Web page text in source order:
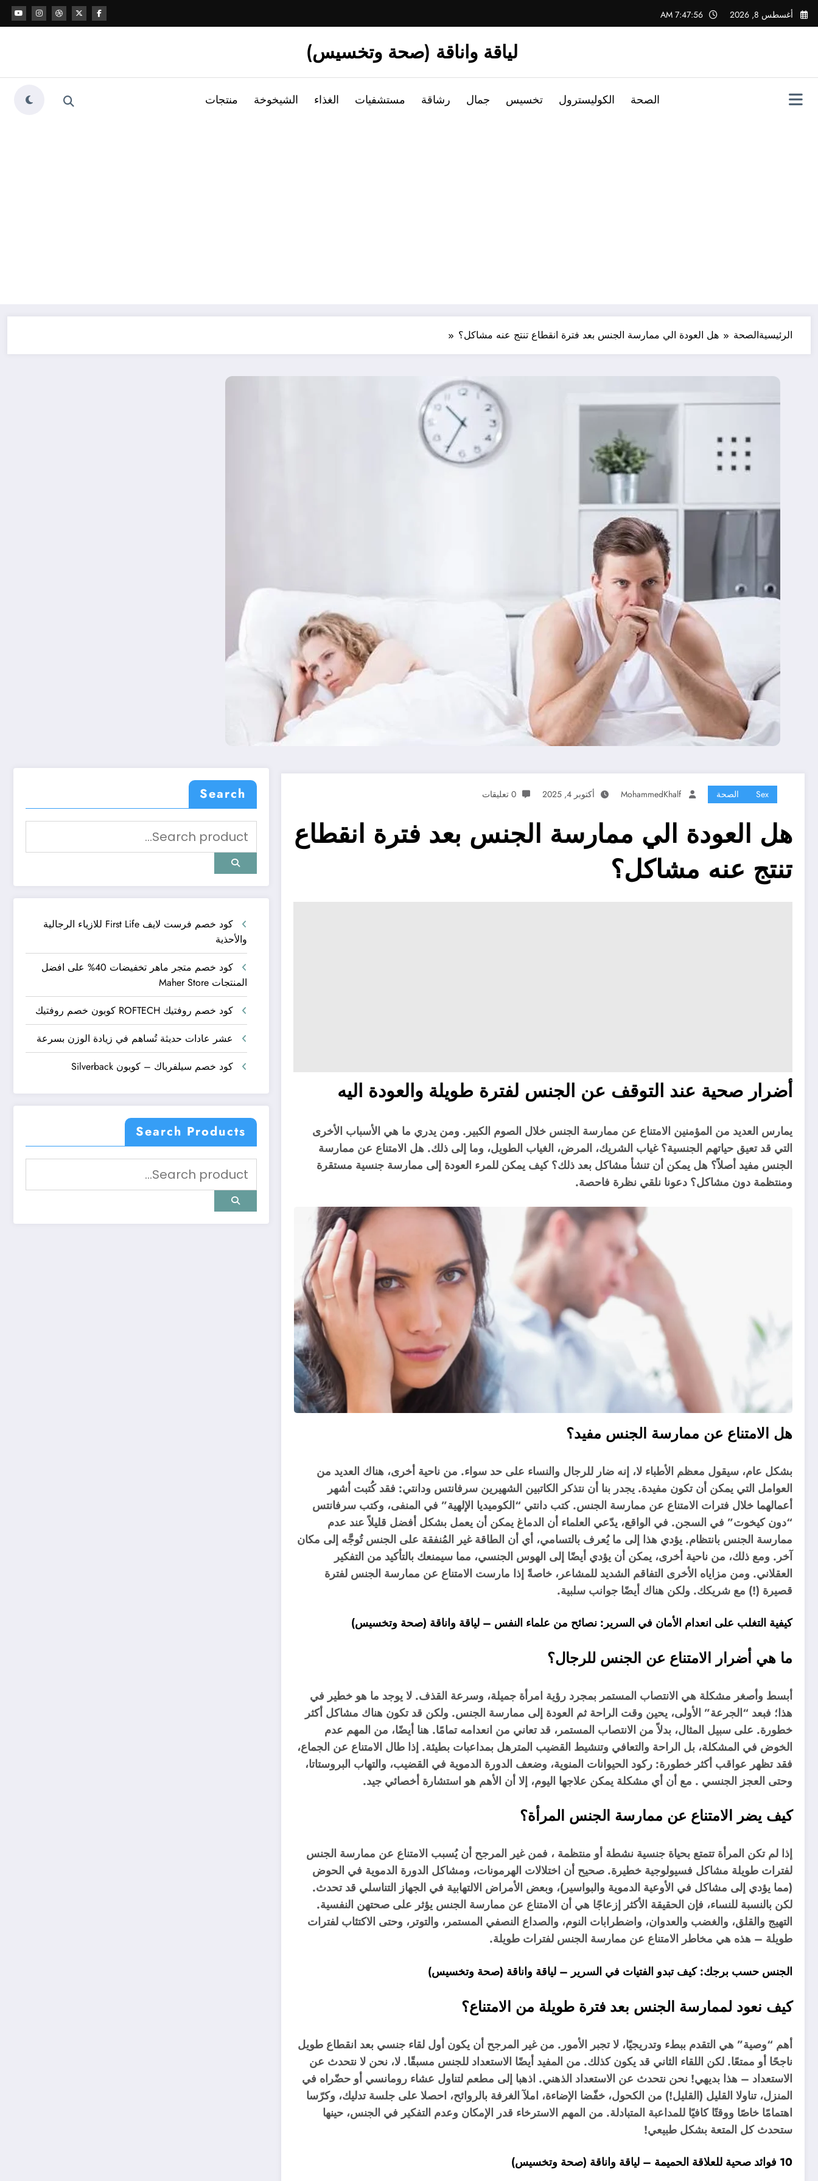
التجاوز
إلى
أغسطس 8, 2026 7:47:57 AM
لياقة واناقة (صحة وتخسيس)
الصحة الكوليسترول تخسيس جمال رشاقة مستشفيات الغذاء الشيخوخة منتجات
الرئيسيةالصحة هل العودة الي ممارسة الجنس بعد فترة انقطاع تنتج عنه مشاكل؟
Sex الصحة MohammedKhalf أكتوبر 4, 2025 0 تعليقات
هل العودة الي ممارسة الجنس بعد فترة انقطاع
تنتج عنه مشاكل؟
أضرار صحية عند التوقف عن الجنس لفترة طويلة والعودة اليه
يمارس العديد من المؤمنين الامتناع عن ممارسة الجنس خلال الصوم الكبير. ومن يدري ما هي الأسباب الأخرى
التي قد تعيق حياتهم الجنسية؟ غياب الشريك، المرض، الغياب الطويل، وما إلى ذلك. هل الامتناع عن ممارسة
الجنس مفيد أصلاً؟ هل يمكن أن تنشأ مشاكل بعد ذلك؟ كيف يمكن للمرء العودة إلى ممارسة جنسية مستقرة
ومنتظمة دون مشاكل؟ دعونا نلقي نظرة فاحصة.
هل الامتناع عن ممارسة الجنس مفيد؟
بشكل عام، سيقول معظم الأطباء لا، إنه ضار للرجال والنساء على حد سواء. من ناحية أخرى، هناك العديد من
العوامل التي يمكن أن تكون مفيدة. يجدر بنا أن نتذكر الكاتبين الشهيرين سرفانتس ودانتي: فقد كُتبت أشهر
أعمالهما خلال فترات الامتناع عن ممارسة الجنس. كتب دانتي “الكوميديا ​​الإلهية” في المنفى، وكتب سرفانتس
“دون كيخوت” في السجن. في الواقع، يدّعي العلماء أن الدماغ يمكن أن يعمل بشكل أفضل قليلاً عند عدم
ممارسة الجنس بانتظام. يؤدي هذا إلى ما يُعرف بالتسامي، أي أن الطاقة غير المُنفقة على الجنس تُوجَّه إلى مكان
آخر. ومع ذلك، من ناحية أخرى، يمكن أن يؤدي أيضًا إلى الهوس الجنسي، مما سيمنعك بالتأكيد من التفكير
العقلاني. ومن مزاياه الأخرى التفاقم الشديد للمشاعر، خاصةً إذا مارست الامتناع عن ممارسة الجنس لفترة
قصيرة (!) مع شريكك. ولكن هناك أيضًا جوانب سلبية.
كيفية التغلب على انعدام الأمان في السرير: نصائح من علماء النفس – لياقة واناقة (صحة وتخسيس)
ما هي أضرار الامتناع عن الجنس للرجال؟
أبسط وأصغر مشكلة هي الانتصاب المستمر بمجرد رؤية امرأة جميلة، وسرعة القذف. لا يوجد ما هو خطير في
هذا؛ فبعد “الجرعة” الأولى، يحين وقت الراحة ثم العودة إلى ممارسة الجنس. ولكن قد تكون هناك مشاكل أكثر
خطورة. على سبيل المثال، بدلاً من الانتصاب المستمر، قد تعاني من انعدامه تمامًا. هنا أيضًا، من المهم عدم
الخوض في المشكلة، بل الراحة والتعافي وتنشيط القضيب المترهل بمداعبات بطيئة. إذا طال الامتناع عن الجماع،
فقد تظهر عواقب أكثر خطورة: ركود الحيوانات المنوية، وضعف الدورة الدموية في القضيب، والتهاب البروستاتا،
وحتى العجز الجنسي . مع أن أي مشكلة يمكن علاجها اليوم، إلا أن الأهم هو استشارة أخصائي جيد.
كيف يضر الامتناع عن ممارسة الجنس المرأة؟
إذا لم تكن المرأة تتمتع بحياة جنسية نشطة أو منتظمة ، فمن غير المرجح أن يُسبب الامتناع عن ممارسة الجنس
لفترات طويلة مشاكل فسيولوجية خطيرة. صحيح أن اختلالات الهرمونات، ومشاكل الدورة الدموية في الحوض
(مما يؤدي إلى مشاكل في الأوعية الدموية والبواسير)، وبعض الأمراض الالتهابية في الجهاز التناسلي قد تحدث.
لكن بالنسبة للنساء، فإن الحقيقة الأكثر إزعاجًا هي أن الامتناع عن ممارسة الجنس يؤثر على صحتهن النفسية.
التهيج والقلق، والغضب والعدوان، واضطرابات النوم، والصداع النصفي المستمر، والتوتر، وحتى الاكتئاب لفترات
طويلة – هذه هي مخاطر الامتناع عن ممارسة الجنس لفترات طويلة.
الجنس حسب برجك: كيف تبدو الفتيات في السرير – لياقة واناقة (صحة وتخسيس)
كيف نعود لممارسة الجنس بعد فترة طويلة من الامتناع؟
أهم “وصية” هي التقدم ببطء وتدريجيًا، لا تجبر الأمور. من غير المرجح أن يكون أول لقاء جنسي بعد انقطاع طويل
ناجحًا أو ممتعًا. لكن اللقاء الثاني قد يكون كذلك. من المفيد أيضًا الاستعداد للجنس مسبقًا. لا، نحن لا نتحدث عن
الاستعداد – هذا بديهي! نحن نتحدث عن الاستعداد الذهني. اذهبا إلى مطعم لتناول عشاء رومانسي أو حضّراه في
المنزل، تناولا القليل (القليل!) من الكحول، خفّضا الإضاءة، املآ الغرفة بالروائح، احصلا على جلسة تدليك، وكرّسا
اهتمامًا خاصًا ووقتًا كافيًا للمداعبة المتبادلة. من المهم الاسترخاء قدر الإمكان وعدم التفكير في الجنس، حينها
ستحدث كل المتعة بشكل طبيعي!
10 فوائد صحية للعلاقة الحميمة – لياقة واناقة (صحة وتخسيس)
Search
كود خصم فرست لايف First Life للازياء الرجالية
والأحذية
كود خصم متجر ماهر تخفيضات 40% على افضل
المنتجات Maher Store
كود خصم روفتيك ROFTECH كوبون خصم روفتيك
عشر عادات حديثة تُساهم في زيادة الوزن بسرعة
كود خصم سيلفرباك – كوبون Silverback
Search Products